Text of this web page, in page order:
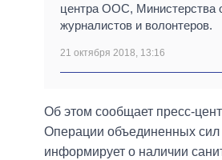
центра ООС, Министерства
журналистов и волонтеров.
21 октября 2018, 13:16
Об этом сообщает пресс-
Операции объединенных
информирует о наличии